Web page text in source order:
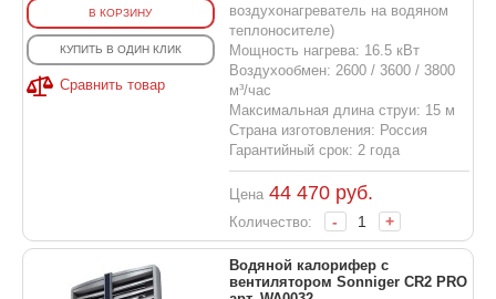
В КОРЗИНУ
КУПИТЬ В ОДИН КЛИК
Сравнить товар
воздухонагреватель на водяном
теплоносителе)
Мощность нагрева: 16.5 кВт
Воздухообмен: 2600 / 3600 / 3800
м³/час
Максимальная длина струи: 15 м
Страна изготовления: Россия
Гарантийный срок: 2 года
Цена 44 470руб.
Количество: - +
Водяной калорифер с
вентилятором Sonniger CR2 PRO